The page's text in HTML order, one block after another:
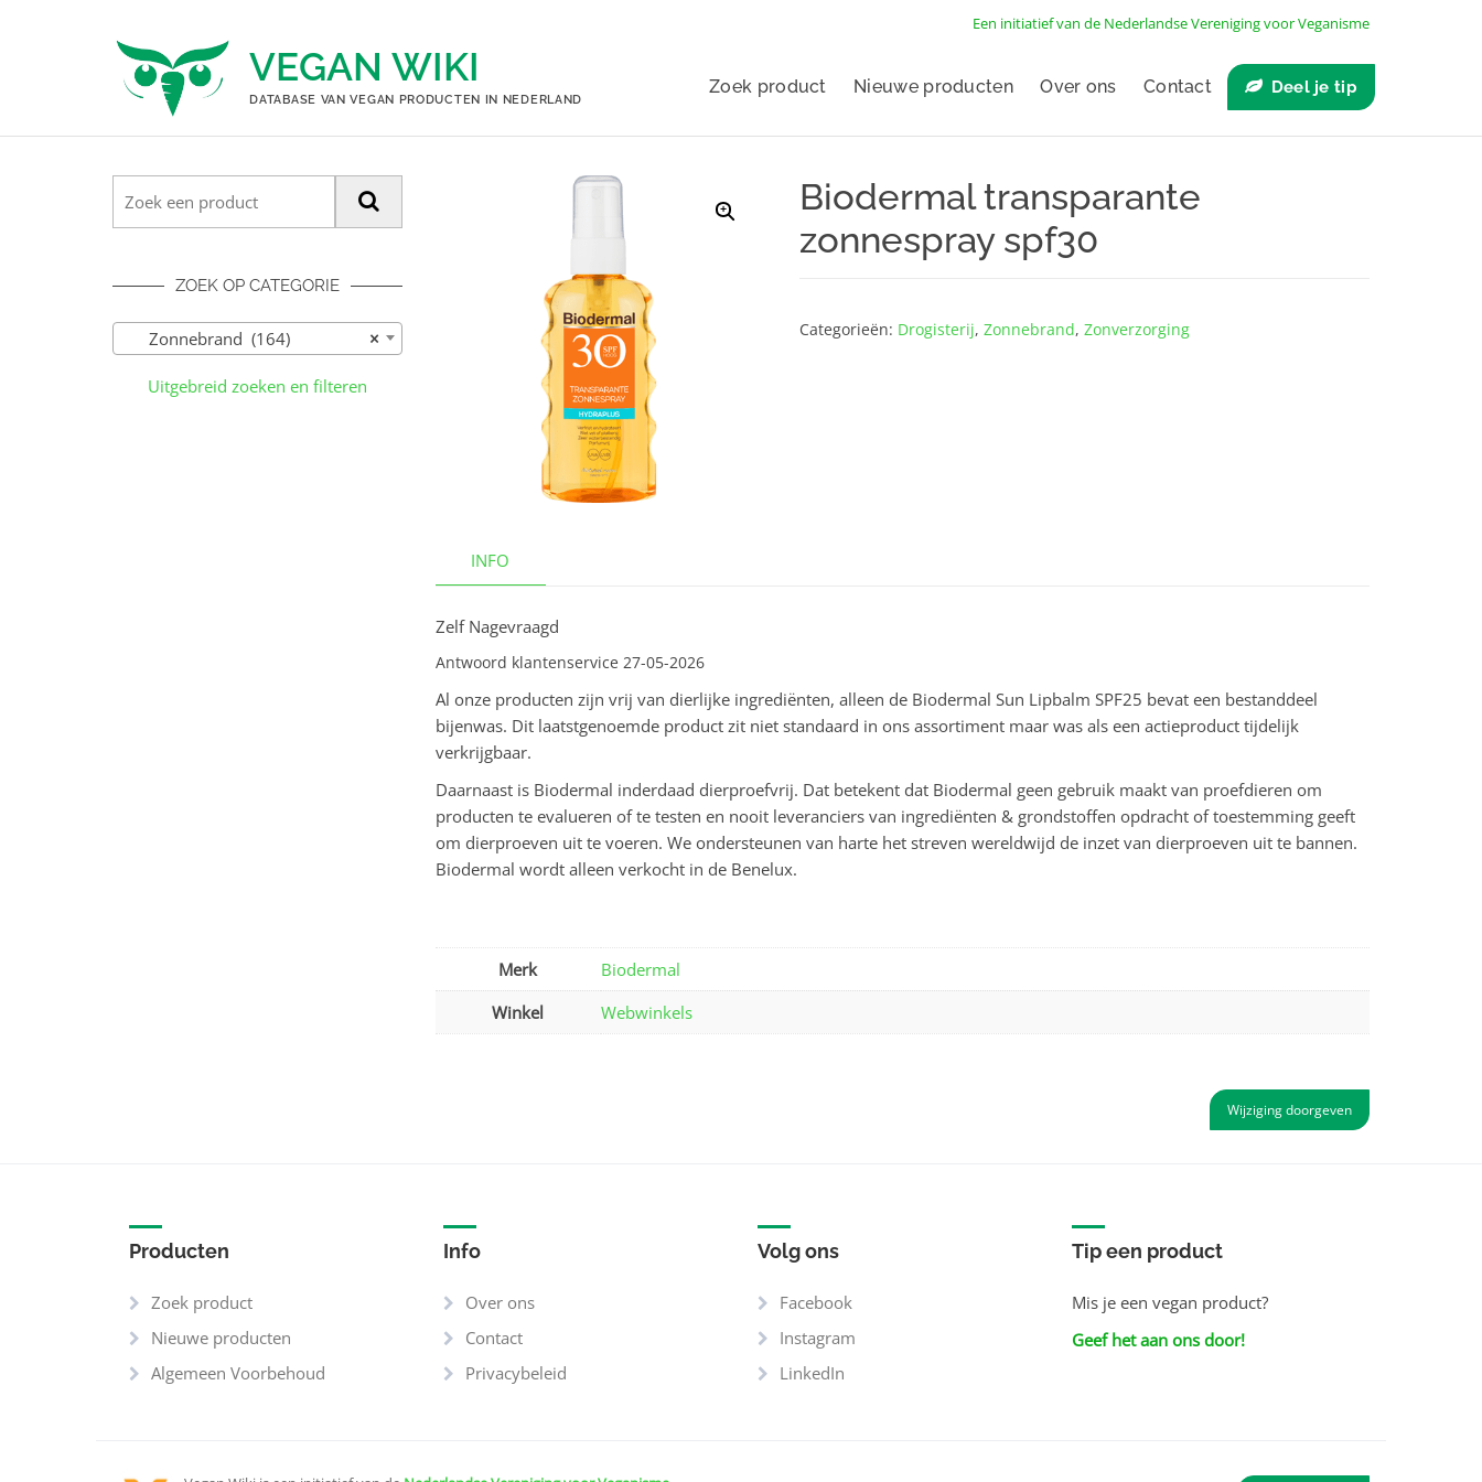
Een initiatief van de Nederlandse Vereniging voor Veganisme
VEGAN WIKI
DATABASE VAN VEGAN PRODUCTEN IN NEDERLAND
Zoek product Nieuwe producten Over ons Contact Deel je tip
Biodermal transparante
zonnespray spf30
Categorieën: Drogisterij,Zonnebrand,Zonverzorging
INFO
Zelf Nagevraagd
Antwoord klantenservice 27-05-2026
Al onze producten zijn vrij van dierlijke ingrediënten, alleen de Biodermal Sun Lipbalm SPF25 bevat een bestanddeel
bijenwas. Dit laatstgenoemde product zit niet standaard in ons assortiment maar was als een actieproduct tijdelijk
verkrijgbaar.
Daarnaast is Biodermal inderdaad dierproefvrij. Dat betekent dat Biodermal geen gebruik maakt van proefdieren om
producten te evalueren of te testen en nooit leveranciers van ingrediënten & grondstoffen opdracht of toestemming geeft
om dierproeven uit te voeren. We ondersteunen van harte het streven wereldwijd de inzet van dierproeven uit te bannen.
Biodermal wordt alleen verkocht in de Benelux.
Merk
Biodermal
Winkel
Webwinkels
Wijziging doorgeven
ZOEK OP CATEGORIE
×
Zonnebrand (164)
Uitgebreid zoeken en filteren
Producten
Zoek product
Nieuwe producten
Algemeen Voorbehoud
Info
Over ons
Contact
Privacybeleid
Volg ons
Facebook
Instagram
LinkedIn
Tip een product
Mis je een vegan product?
Geef het aan ons door!